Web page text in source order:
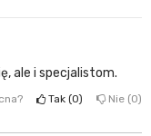
ale i specjalistom.
Tak 0 Nie 0